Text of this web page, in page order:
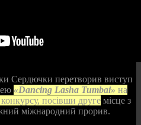
Сердючки перетворив виступ
«Dancing Lasha Tumbai» на
посівши друге місце з
міжнародний прорив.